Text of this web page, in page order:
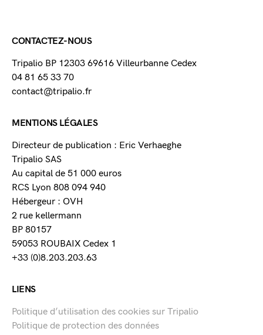
CONTACTEZ-NOUS
Tripalio BP 12303 69616 Villeurbanne Cedex
04 81 65 33 70
contact@tripalio.fr
MENTIONS LÉGALES
Directeur de publication : Eric Verhaeghe
Tripalio SAS
Au capital de 51 000 euros
RCS Lyon 808 094 940
Hébergeur : OVH
2 rue kellermann
BP 80157
59053 ROUBAIX Cedex 1
+33 (0)8.203.203.63
LIENS
Politique d’utilisation des cookies sur Tripalio
Politique de protection des données